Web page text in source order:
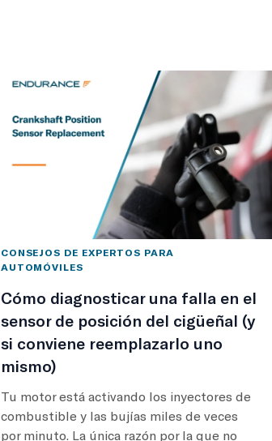
CONSEJOS DE EXPERTOS PARA
AUTOMÓVILES
Cómo diagnosticar una falla en el
sensor de posición del cigüeñal (y
si conviene reemplazarlo uno
mismo)
Tu motor está activando los inyectores de
combustible y las bujías miles de veces
por minuto. La única razón por la que no